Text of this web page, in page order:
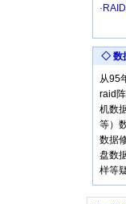
◇ 数
从95
raid
机数
等）
数据
盘数
样等